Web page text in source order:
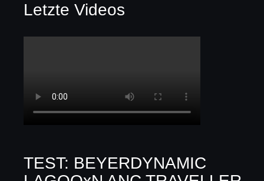
Letzte Videos
TEST: BEYERDYNAMIC